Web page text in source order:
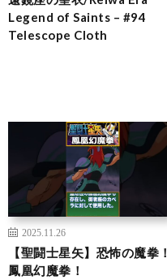
Legend of Saints – #94
Telescope Cloth
2025.11.26
【聖闘士星矢】恐怖の魔拳！
鳳凰幻魔拳！